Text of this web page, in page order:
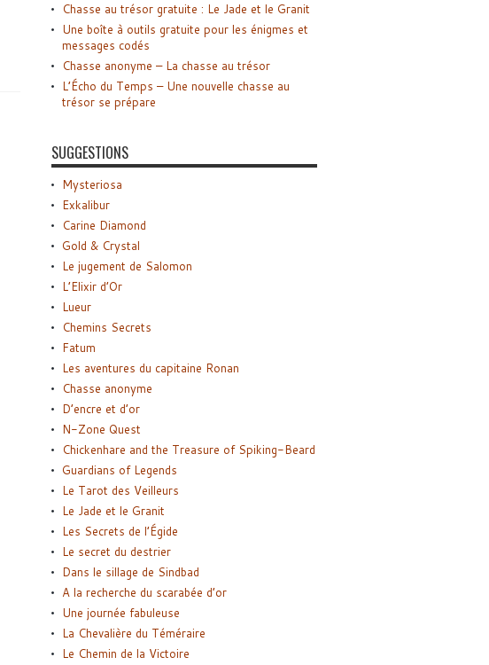
Chasse au trésor gratuite : Le Jade et le Granit
Une boîte à outils gratuite pour les énigmes et
messages codés
Chasse anonyme – La chasse au trésor
L’Écho du Temps – Une nouvelle chasse au
trésor se prépare
SUGGESTIONS
Mysteriosa
Exkalibur
Carine Diamond
Gold & Crystal
Le jugement de Salomon
L’Elixir d’Or
Lueur
Chemins Secrets
Fatum
Les aventures du capitaine Ronan
Chasse anonyme
D’encre et d’or
N-Zone Quest
Chickenhare and the Treasure of Spiking-Beard
Guardians of Legends
Le Tarot des Veilleurs
Le Jade et le Granit
Les Secrets de l’Égide
Le secret du destrier
Dans le sillage de Sindbad
A la recherche du scarabée d’or
Une journée fabuleuse
La Chevalière du Téméraire
Le Chemin de la Victoire